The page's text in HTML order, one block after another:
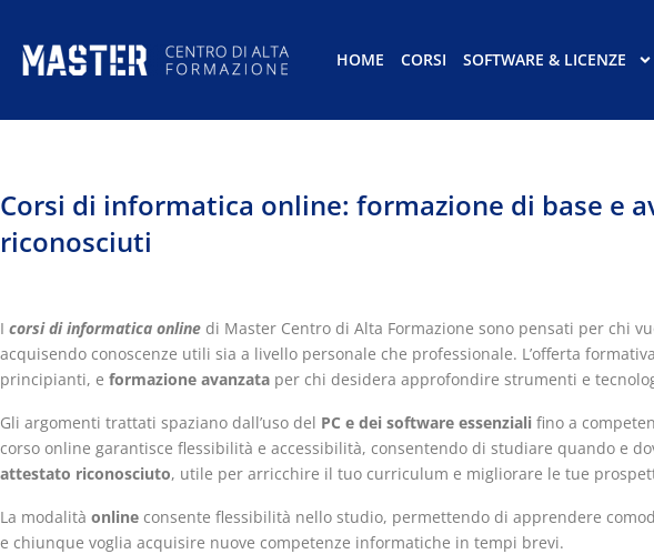
HOME CORSI SOFTWARE & LICENZE
Corsi di informatica online: formazione di base e
riconosciuti
I corsi di informatica online di Master Centro di Alta Formazione sono pensati per chi
acquisendo conoscenze utili sia a livello personale che professionale. L’offerta
principianti, e formazione avanzata per chi desidera approfondire strumenti e
Gli argomenti trattati spaziano dall’uso del PC e dei software essenziali fino a
corso online garantisce flessibilità e accessibilità, consentendo di studiare quando e
attestato riconosciuto, utile per arricchire il tuo curriculum e migliorare le tue
La modalità online consente flessibilità nello studio, permettendo di apprendere
e chiunque voglia acquisire nuove competenze informatiche in tempi brevi.